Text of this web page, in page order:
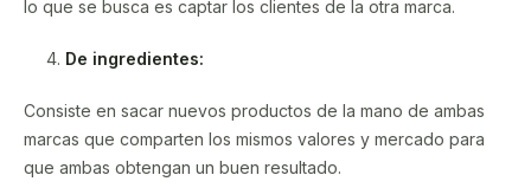
lo que se busca es captar los clientes de la otra marca.
De ingredientes:
Consiste en sacar nuevos productos de la mano de ambas
marcas que comparten los mismos valores y mercado para
que ambas obtengan un buen resultado.